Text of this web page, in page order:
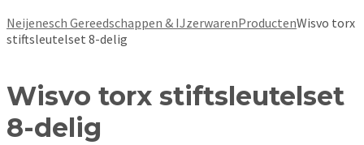
Neijenesch Gereedschappen & IJzerwarenProductenWisvo torx
stiftsleutelset 8-delig
Wisvo torx stiftsleutelset
8-delig